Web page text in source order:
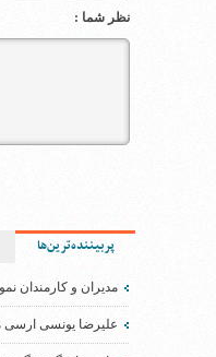
نظر شما :
پربیننده‌ترین‌ها
مدیران و کارمندان
علیرضا یونسی ارسی